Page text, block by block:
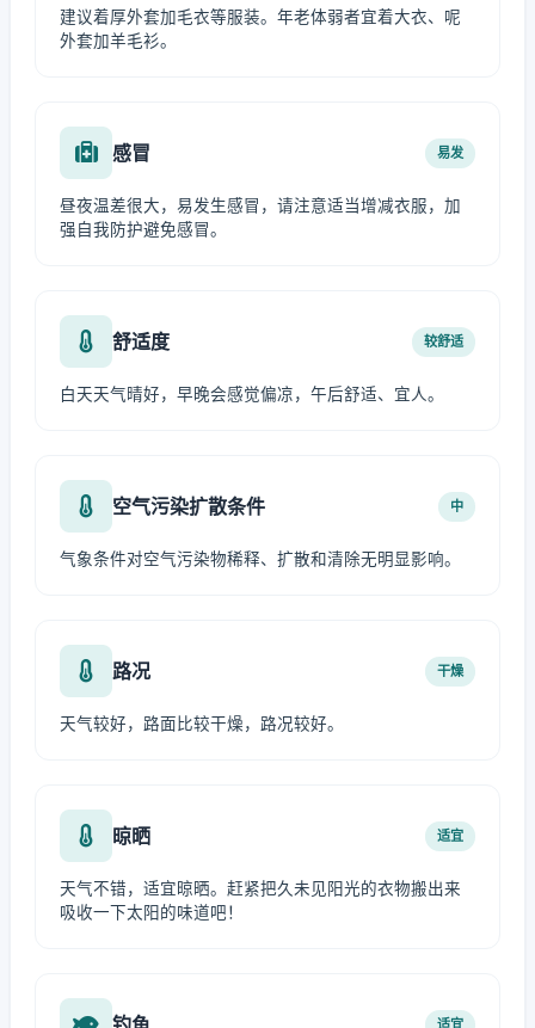
建议着厚外套加毛衣等服装。年老体弱者宜着大衣、呢
外套加羊毛衫。
感冒 易发
昼夜温差很大，易发生感冒，请注意适当增减衣服，加
强自我防护避免感冒。
舒适度 较舒适
白天天气晴好，早晚会感觉偏凉，午后舒适、宜人。
空气污染扩散条件 中
气象条件对空气污染物稀释、扩散和清除无明显影响。
路况 干燥
天气较好，路面比较干燥，路况较好。
晾晒 适宜
天气不错，适宜晾晒。赶紧把久未见阳光的衣物搬出来
吸收一下太阳的味道吧！
适宜